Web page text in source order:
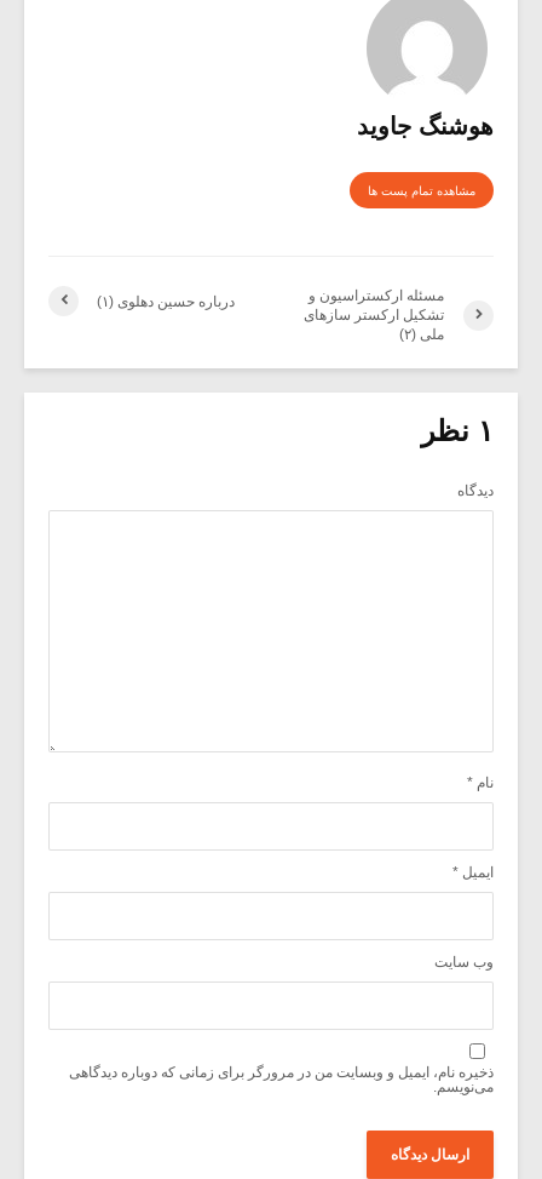
هوشنگ جاوید
مشاهده تمام پست ها
درباره حسین دهلوی (۱)
مسئله ارکستراسیون و
تشکیل ارکستر سازهای
ملی (۲)
۱ نظر
دیدگاه
نام *
ایمیل *
وب‌ سایت
ذخیره نام، ایمیل و وبسایت من در مرورگر برای زمانی که دوباره دیدگاهی
می‌نویسم.